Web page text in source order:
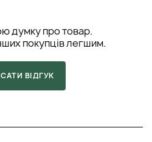
думку про товар.
покупців легшим.
ВІДГУК